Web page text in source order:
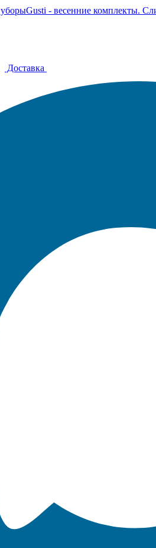
Gusti - весенние комплекты.
Доставка